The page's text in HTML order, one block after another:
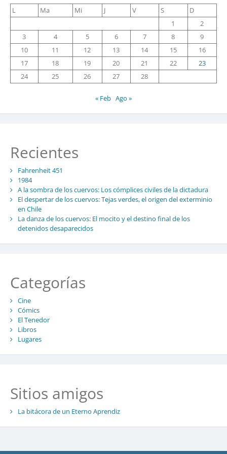
L
Ma Mi J V S
D
1
2
3
4 5 6 7 8
9
10
11 12 13 14 15
16
17
18 19 20 21 22
23
24
25 26 27 28
« Feb Ago »
Recientes
Fahrenheit 451
1984
A la sombra de los cuervos: Los cómplices civiles de la dictadura
El despertar de los cuervos: Tejas verdes, el origen del exterminio
en Chile
La danza de los cuervos: El mocito y el destino final de los
detenidos desaparecidos
Categorías
Cine
Cómics
El Tenedor
Libros
Lugares
Sitios amigos
La bitácora de un Eterno Aprendiz